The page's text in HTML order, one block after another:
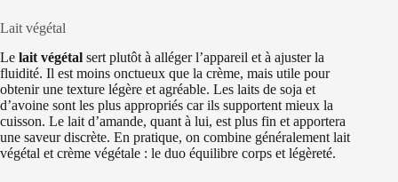
Lait végétal
Le lait végétal sert plutôt à alléger l’appareil et à ajuster la
fluidité. Il est moins onctueux que la crème, mais utile pour
obtenir une texture légère et agréable. Les laits de soja et
d’avoine sont les plus appropriés car ils supportent mieux la
cuisson. Le lait d’amande, quant à lui, est plus fin et apportera
une saveur discrète. En pratique, on combine généralement lait
végétal et crème végétale : le duo équilibre corps et légèreté.